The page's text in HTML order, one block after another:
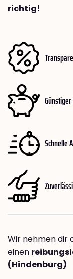
richtig!
Schnelle
Wir nehmen dir
einen
(Hindenburg)